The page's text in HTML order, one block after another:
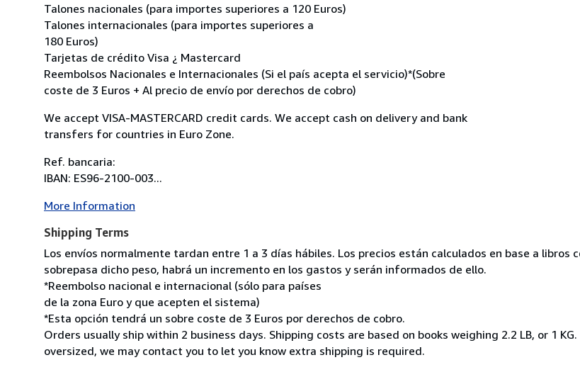
Talones nacionales (para importes superiores a 120 Euros)
Talones internacionales (para importes superiores a
180 Euros)
Tarjetas de crédito Visa ¿ Mastercard
Reembolsos Nacionales e Internacionales (Si el país acepta el servicio)*(Sobre
coste de 3 Euros + Al precio de envío por derechos de cobro)
We accept VISA-MASTERCARD credit cards. We accept cash on delivery and bank
transfers for countries in Euro Zone.
Ref. bancaria:
IBAN: ES96-2100-003...
More Information
Shipping Terms
Los envíos normalmente tardan entre 1 a 3 días hábiles. Los precios están calculados en base a libros
sobrepasa dicho peso, habrá un incremento en los gastos y serán informados de ello.
*Reembolso nacional e internacional (sólo para países
de la zona Euro y que acepten el sistema)
*Esta opción tendrá un sobre coste de 3 Euros por derechos de cobro.
Orders usually ship within 2 business days. Shipping costs are based on books weighing 2.2 LB, or 1
oversized, we may contact you to let you know extra shipping is required.